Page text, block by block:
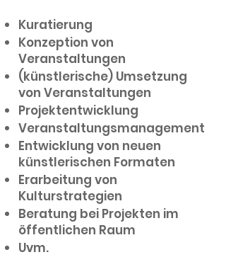
Kuratierung
Konzeption von
Veranstaltungen
(künstlerische) Umsetzung
von Veranstaltungen
Projektentwicklung
Veranstaltungsmanagement
Entwicklung von neuen
künstlerischen Formaten
Erarbeitung von
Kulturstrategien
Beratung bei Projekten im
öffentlichen Raum
Uvm.